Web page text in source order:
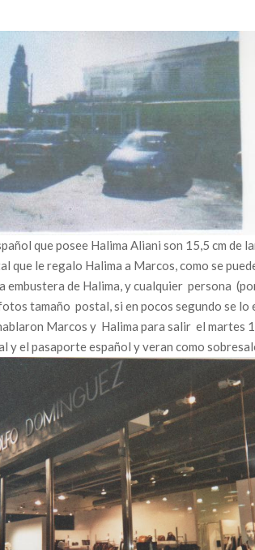
que posee Halima Aliani son 15,5 cm
que le regalo Halima a Marcos, como se
embustera de Halima, y cualquier persona
tamaño postal, si en pocos segundo se lo
Marcos y Halima para salir el martes
y el pasaporte español y veran como